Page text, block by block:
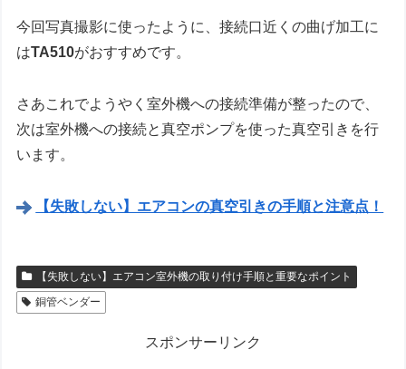
今回写真撮影に使ったように、接続口近くの曲げ加工に
はTA510がおすすめです。
さあこれでようやく室外機への接続準備が整ったので、
次は室外機への接続と真空ポンプを使った真空引きを行
います。
【失敗しない】エアコンの真空引きの手順と注意点！
【失敗しない】エアコン室外機の取り付け手順と重要なポイント
銅管ベンダー
スポンサーリンク